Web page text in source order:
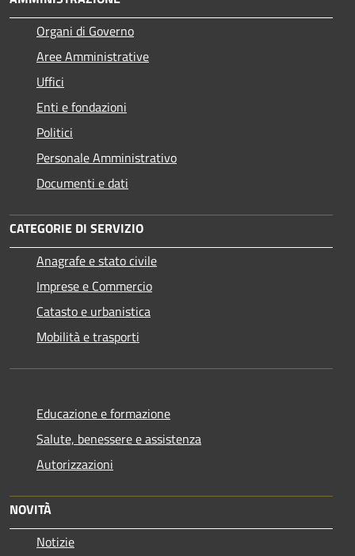
Organi di Governo
Aree Amministrative
Uffici
Enti e fondazioni
Politici
Personale Amministrativo
Documenti e dati
CATEGORIE DI SERVIZIO
Anagrafe e stato civile
Imprese e Commercio
Catasto e urbanistica
Mobilità e trasporti
Educazione e formazione
Salute, benessere e assistenza
Autorizzazioni
NOVITÀ
Notizie